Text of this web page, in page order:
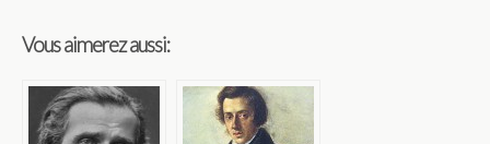
Vous aimerez aussi: